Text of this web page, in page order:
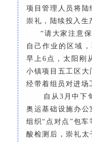
项目管理人员将陆
崇礼，陆续投入生
“请大家注意
自己作业的区域
早上6点，太阳刚
小镇项目五工区大
经带着组员对进场
自从 3月中下
奥运基础设施办公
组织“点对点”包
酸检测后，崇礼太